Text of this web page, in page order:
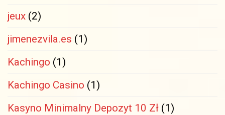
jeux (2)
jimenezvila.es (1)
Kachingo (1)
Kachingo Casino (1)
Kasyno Minimalny Depozyt 10 Zł (1)